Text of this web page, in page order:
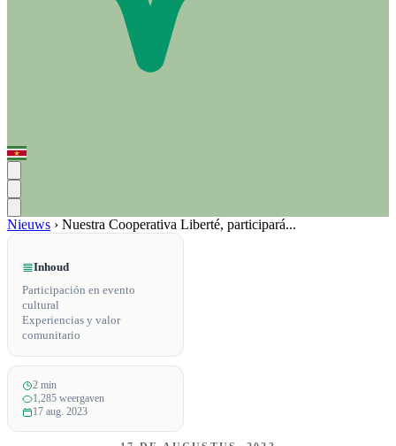
Nieuws › Nuestra Cooperativa Liberté, participará...
Inhoud
Participación en evento
cultural
Experiencias y valor
comunitario
2 min
1,285 weergaven
17 aug. 2023